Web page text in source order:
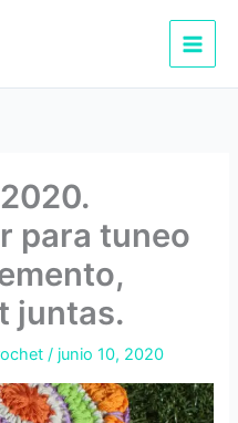
para tuneo
juntas.
/ junio 10, 2020